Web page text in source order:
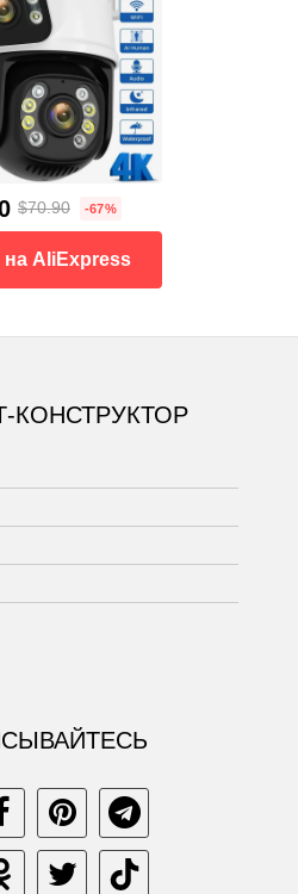
$70.90 -67%
на AliExpress
КОНСТРУКТОР